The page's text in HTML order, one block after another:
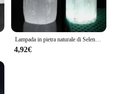
Lampada in pietra naturale di Selenite pietre preziose bianche Ice Berg lampada intagliata decorazione di minerale di cristallo torre di gesso torre di quarzo minerale decorazioni per la casa
4,92€